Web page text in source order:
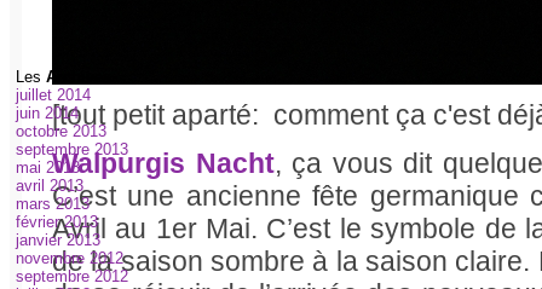
Les Archives
juillet 2014
juin 2014
octobre 2013
septembre 2013
mai 2013
avril 2013
mars 2013
février 2013
janvier 2013
novembre 2012
septembre 2012
[tout petit aparté: comment ça c'est
Walpurgis Nacht, ça vous dit
C’est une ancienne fête
Avril au 1er Mai. C’est le symbole de
de la saison sombre à la saison claire.